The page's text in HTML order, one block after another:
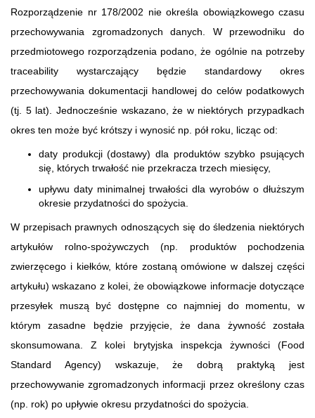
Rozporządzenie nr 178/2002 nie określa obowiązkowego czasu
przechowywania zgromadzonych danych. W przewodniku do
przedmiotowego rozporządzenia podano, że ogólnie na potrzeby
traceability wystarczający będzie standardowy okres
przechowywania dokumentacji handlowej do celów podatkowych
(tj. 5 lat). Jednocześnie wskazano, że w niektórych przypadkach
okres ten może być krótszy i wynosić np. pół roku, licząc od:
daty produkcji (dostawy) dla produktów szybko psujących
się, których trwałość nie przekracza trzech miesięcy,
upływu daty minimalnej trwałości dla wyrobów o dłuższym
okresie przydatności do spożycia.
W przepisach prawnych odnoszących się do śledzenia niektórych
artykułów rolno-spożywczych (np. produktów pochodzenia
zwierzęcego i kiełków, które zostaną omówione w dalszej części
artykułu) wskazano z kolei, że obowiązkowe informacje dotyczące
przesyłek muszą być dostępne co najmniej do momentu, w
którym zasadne będzie przyjęcie, że dana żywność została
skonsumowana. Z kolei brytyjska inspekcja żywności (Food
Standard Agency) wskazuje, że dobrą praktyką jest
przechowywanie zgromadzonych informacji przez określony czas
(np. rok) po upływie okresu przydatności do spożycia.